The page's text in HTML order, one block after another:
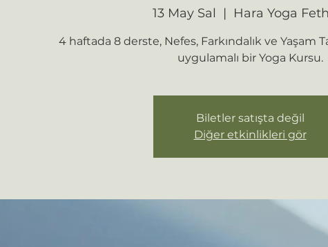
13 May Sal
  |
Hara Yoga
4 haftada 8 derste, Nefes, Farkındalık ve Yaşam
uygulamalı bir Yoga Kursu.
Biletler satışta değil
Diğer etkinlikleri gör